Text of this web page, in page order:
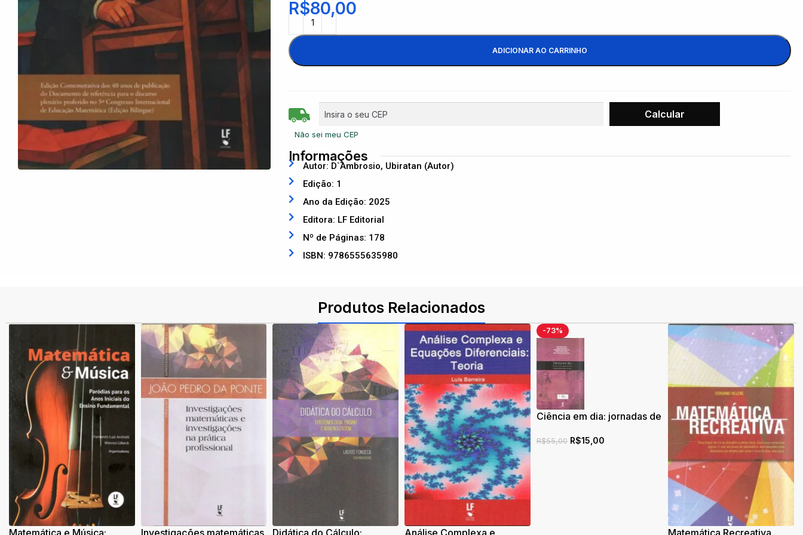
R$80,00
ADICIONAR AO CARRINHO
Não sei meu CEP
Informações
Autor: D`Ambrosio, Ubiratan (Autor)
Edição: 1
Ano da Edição: 2025
Editora: LF Editorial
Nº de Páginas: 178
ISBN: 9786555635980
Produtos Relacionados
Matemática e Música: Investigações matemáticas Didática do Cálculo: Análise Complexa e
-73%
Ciência em dia: jornadas de
matemática está em tudo
R$55,00 R$15,00
Matemática Recreativa